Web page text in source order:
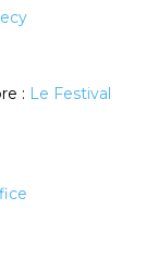
: Le Festival